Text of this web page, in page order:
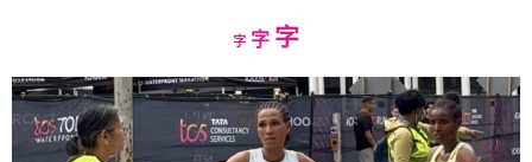
字Decrease
size.
字Reset
size.
字Increase
size.